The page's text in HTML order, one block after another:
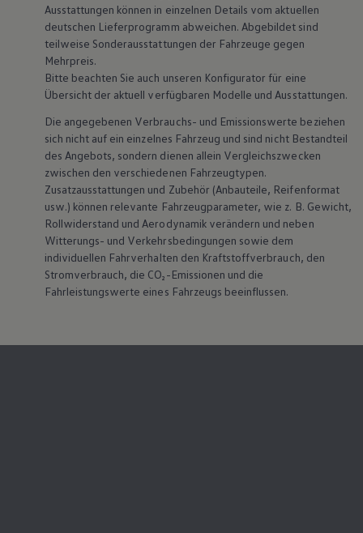
Ausstattungen können in einzelnen Details vom aktuellen
deutschen Lieferprogramm abweichen. Abgebildet sind
teilweise Sonderausstattungen der Fahrzeuge gegen
Mehrpreis.
Bitte beachten Sie auch unseren Konfigurator für eine
Übersicht der aktuell verfügbaren Modelle und Ausstattungen.
Die angegebenen Verbrauchs- und Emissionswerte beziehen
sich nicht auf ein einzelnes Fahrzeug und sind nicht Bestandteil
des Angebots, sondern dienen allein Vergleichszwecken
zwischen den verschiedenen Fahrzeugtypen.
Zusatzausstattungen und Zubehör (Anbauteile, Reifenformat
usw.) können relevante Fahrzeugparameter, wie z. B. Gewicht,
Rollwiderstand und Aerodynamik verändern und neben
Witterungs- und Verkehrsbedingungen sowie dem
individuellen Fahrverhalten den Kraftstoffverbrauch, den
Stromverbrauch, die CO₂-Emissionen und die
Fahrleistungswerte eines Fahrzeugs beeinflussen.